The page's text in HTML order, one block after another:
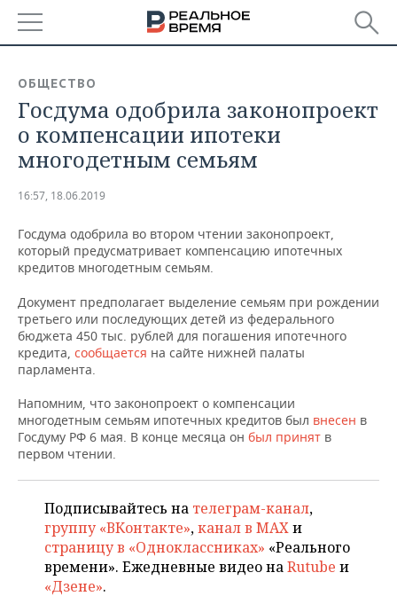
БАШКОРТОСТАН
ТАТАРСТАН
НОВОСТИ
АНАЛИТИКА
ДЕКЛАРАЦИИ О ДОХОДАХ
КОРОЛИ ГОСЗАКАЗА ПФО
ВУЗЫ ТАТАРСТАНА
КОМУ ПРИНАДЛЕЖАТ
ТОРГОВЫЕ ЦЕНТРЫ
ТАТАРСТАНА
НОВОСТИ ЭКОНОМИКИ
ФИНАНСЫ
БАНКИ
БЮДЖЕТ
ПРОМЫШЛЕННОСТЬ
НОВОСТИ
ПРОМЫШЛЕННОСТИ
АГРОПРОМ
МАШИНОСТРОЕНИЕ
НЕФТЕХИМИЯ
НЕФТЬ
ОПК
ЭНЕРГЕТИКА
НЕДВИЖИМОСТЬ
НОВОСТИ НЕДВИЖИМОСТИ
АВТО
НОВОСТИ АВТО
БИЗНЕС
РОЗНИЧНАЯ ТОРГОВЛЯ
УСЛУГИ
НОВОСТИ ТЕХНОЛОГИЙ
МЕДИА
ТЕЛЕКОММУНИКАЦИИ
МЕРОПРИЯТИЯ
ВЫЕЗДНАЯ РЕДАКЦИЯ
БИЗНЕС-БРАНЧИ
ONLINE-КОНФЕРЕНЦИИ
НОВОСТИ СПОРТА
ФУТБОЛ
ХОККЕЙ
ОБЩЕСТВО
НОВОСТИ ОБЩЕСТВА
ВЛАСТЬ
ФОТОГАЛЕРЕЯ
СЮЖЕТЫ
ОБЩЕСТВО
Госдума одобрила законопроект
о компенсации ипотеки
многодетным семьям
16:57, 18.06.2019
Госдума одобрила во втором чтении законопроект,
который предусматривает компенсацию ипотечных
кредитов многодетным семьям.
Документ предполагает выделение семьям при рождении
третьего или последующих детей из федерального
бюджета 450 тыс. рублей для погашения ипотечного
кредита, сообщается на сайте нижней палаты
парламента.
Напомним, что законопроект о компенсации
многодетным семьям ипотечных кредитов был внесен в
Госдуму РФ 6 мая. В конце месяца он был принят в
первом чтении.
Подписывайтесь на телеграм-канал,
группу «ВКонтакте»,канал в MAXи
страницу в «Одноклассниках» «Реального
времени». Ежедневные видео наRutube и
«Дзене».